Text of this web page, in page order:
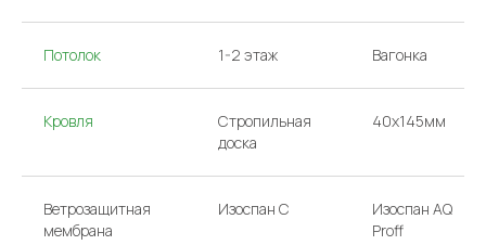
Потолок 1-2 этаж Вагонка
Кровля
Стропильная
доска
40х145мм
Ветрозащитная
мембрана
Изоспан С
Изоспан AQ
Proff
приходите в офис